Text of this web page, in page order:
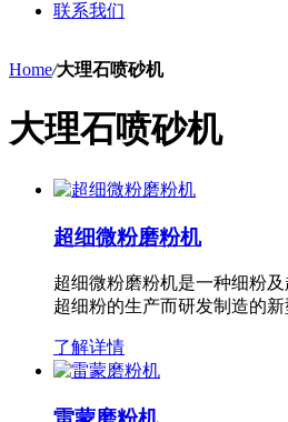
联系我们
Home/大理石喷砂机
大理石喷砂机
超细微粉磨粉机
超细微粉磨粉机是一种细粉
超细粉的生产而研发制造的
了解详情